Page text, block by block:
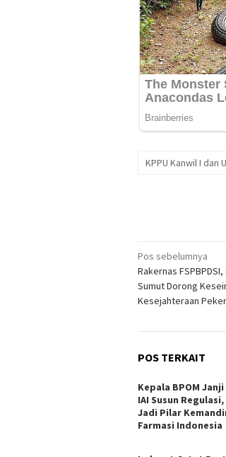
KPPU Kanwil I dan
Navigasi
pos
Pos sebelumnya
Rakernas
Sumut Dorong
Kesejahteraan
POS TERKAIT
Kepala BPOM
IAI Susun
Jadi Pilar
Farmasi Indonesia